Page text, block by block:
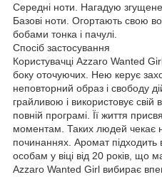
Середні ноти. Нагадую
Базові ноти. Огортають свою
бобами тонка і пачулі.
Спосіб застосування
Користувачці Azzaro Wanted
боку оточуючих. Нею керує
неповторний образ і свободу
грайливою і використовує
повній програмі. Її життя
моментам. Таких людей чекає
починаннях. Аромат підходить
особам у віці від 20 років, що
Azzaro Wanted Girl вибирає